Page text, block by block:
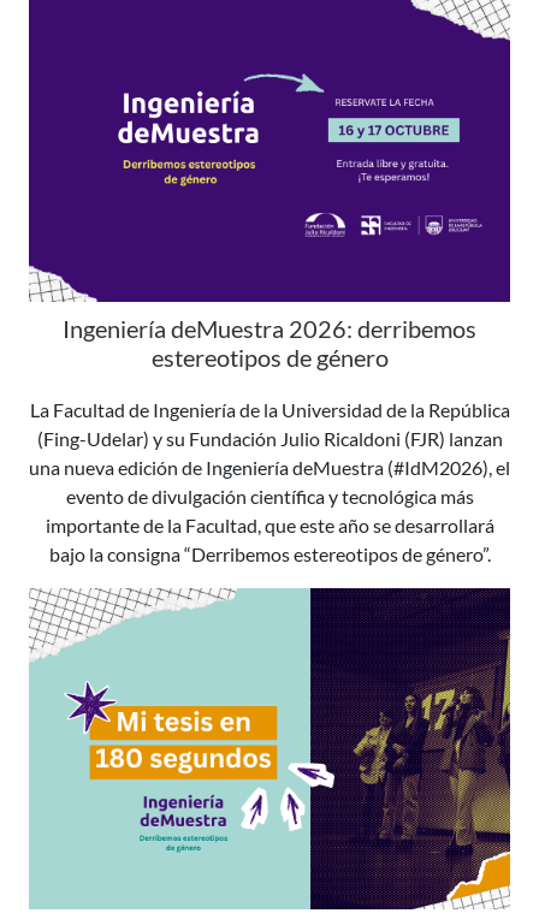
Ingeniería deMuestra 2026: derribemos
estereotipos de género
La Facultad de Ingeniería de la Universidad de la República
(Fing-Udelar) y su Fundación Julio Ricaldoni (FJR) lanzan
una nueva edición de Ingeniería deMuestra (#IdM2026), el
evento de divulgación científica y tecnológica más
importante de la Facultad, que este año se desarrollará
bajo la consigna “Derribemos estereotipos de género”.